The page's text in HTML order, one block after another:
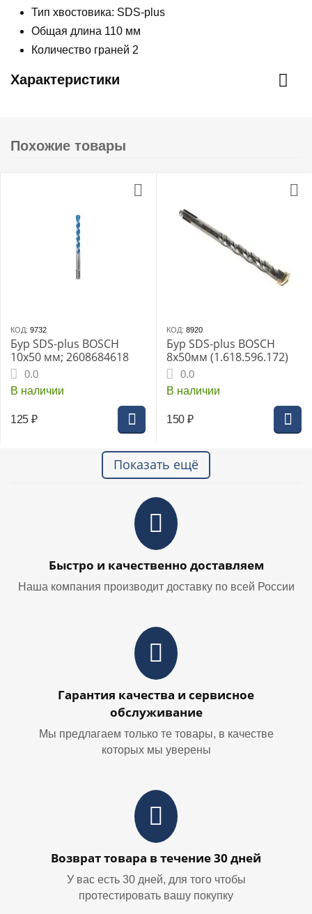
Тип хвостовика: SDS-plus
Общая длина 110 мм
Количество граней 2
Характеристики
Похожие товары
КОД: 9732
Бур SDS-plus BOSCH
10х50 мм; 2608684618
0.0
В наличии
125 ₽
КОД: 8920
Бур SDS-plus BOSCH
8x50мм (1.618.596.172)
0.0
В наличии
150 ₽
Показать ещё
Быстро и качественно доставляем
Наша компания производит доставку по всей России
Гарантия качества и сервисное
обслуживание
Мы предлагаем только те товары, в качестве
которых мы уверены
Возврат товара в течение 30 дней
У вас есть 30 дней, для того чтобы
протестировать вашу покупку